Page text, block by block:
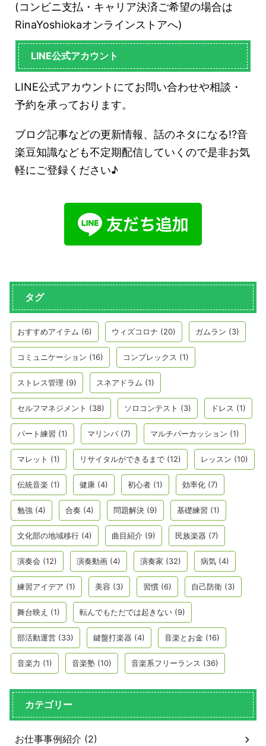
(コンビニ支払・キャリア決済ご希望の場合は
RinaYoshiokaオンラインストアへ)
LINE公式アカウント
LINE公式アカウントにてお問い合わせや相談・
予約を承っております。
ブログ記事などの更新情報、話のネタになる!?音
楽豆知識なども不定期配信していくので是非お気
軽にご登録ください♪
タグ
おすすめアイテム (6) ウィズコロナ (20) ガムラン (3)
コミュニケーション (16) コンプレックス (1)
ストレス管理 (9) スネアドラム (1)
セルフマネジメント (38) ソロコンテスト (3) ドレス (1)
パート練習 (1) マリンバ(7) マルチパーカッション (1)
マレット (1) リサイタルができるまで (12) レッスン (10)
伝統音楽 (1) 健康 (4) 初心者 (1) 効率化 (7)
勉強 (4) 合奏 (4) 問題解決 (9) 基礎練習 (1)
文化部の地域移行 (4) 曲目紹介 (9) 民族楽器 (7)
演奏会 (12) 演奏動画 (4) 演奏家 (32) 病気 (4)
練習アイデア (1) 美容 (3) 習慣 (6) 自己防衛 (3)
舞台映え (1) 転んでもただでは起きない (9)
部活動運営 (33) 鍵盤打楽器 (4) 音楽とお金 (16)
音楽力 (1) 音楽塾 (10) 音楽系フリーランス (36)
カテゴリー
お仕事事例紹介 (2)